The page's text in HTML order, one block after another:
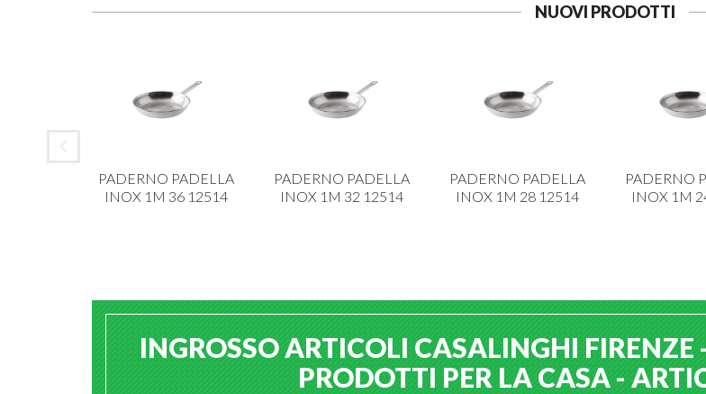
NUOVI PRODOTTI
PADERNO PADELLA
INOX 1M 36 12514
PADERNO PADELLA
INOX 1M 32 12514
PADERNO PADELLA
INOX 1M 28 12514
PADERNO
INOX 1M
INGROSSO ARTICOLI CASALINGHI FIRENZE
PRODOTTI PER LA CASA -